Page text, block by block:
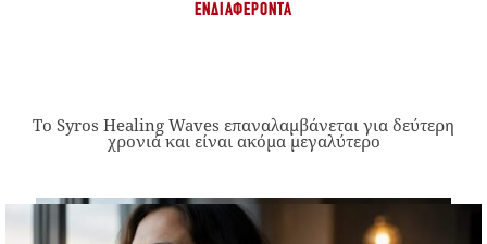
ΕΝΔΙΑΦΈΡΟΝΤΑ
Το Syros Healing Waves επαναλαμβάνεται για δεύτερη
χρονιά και είναι ακόμα μεγαλύτερο